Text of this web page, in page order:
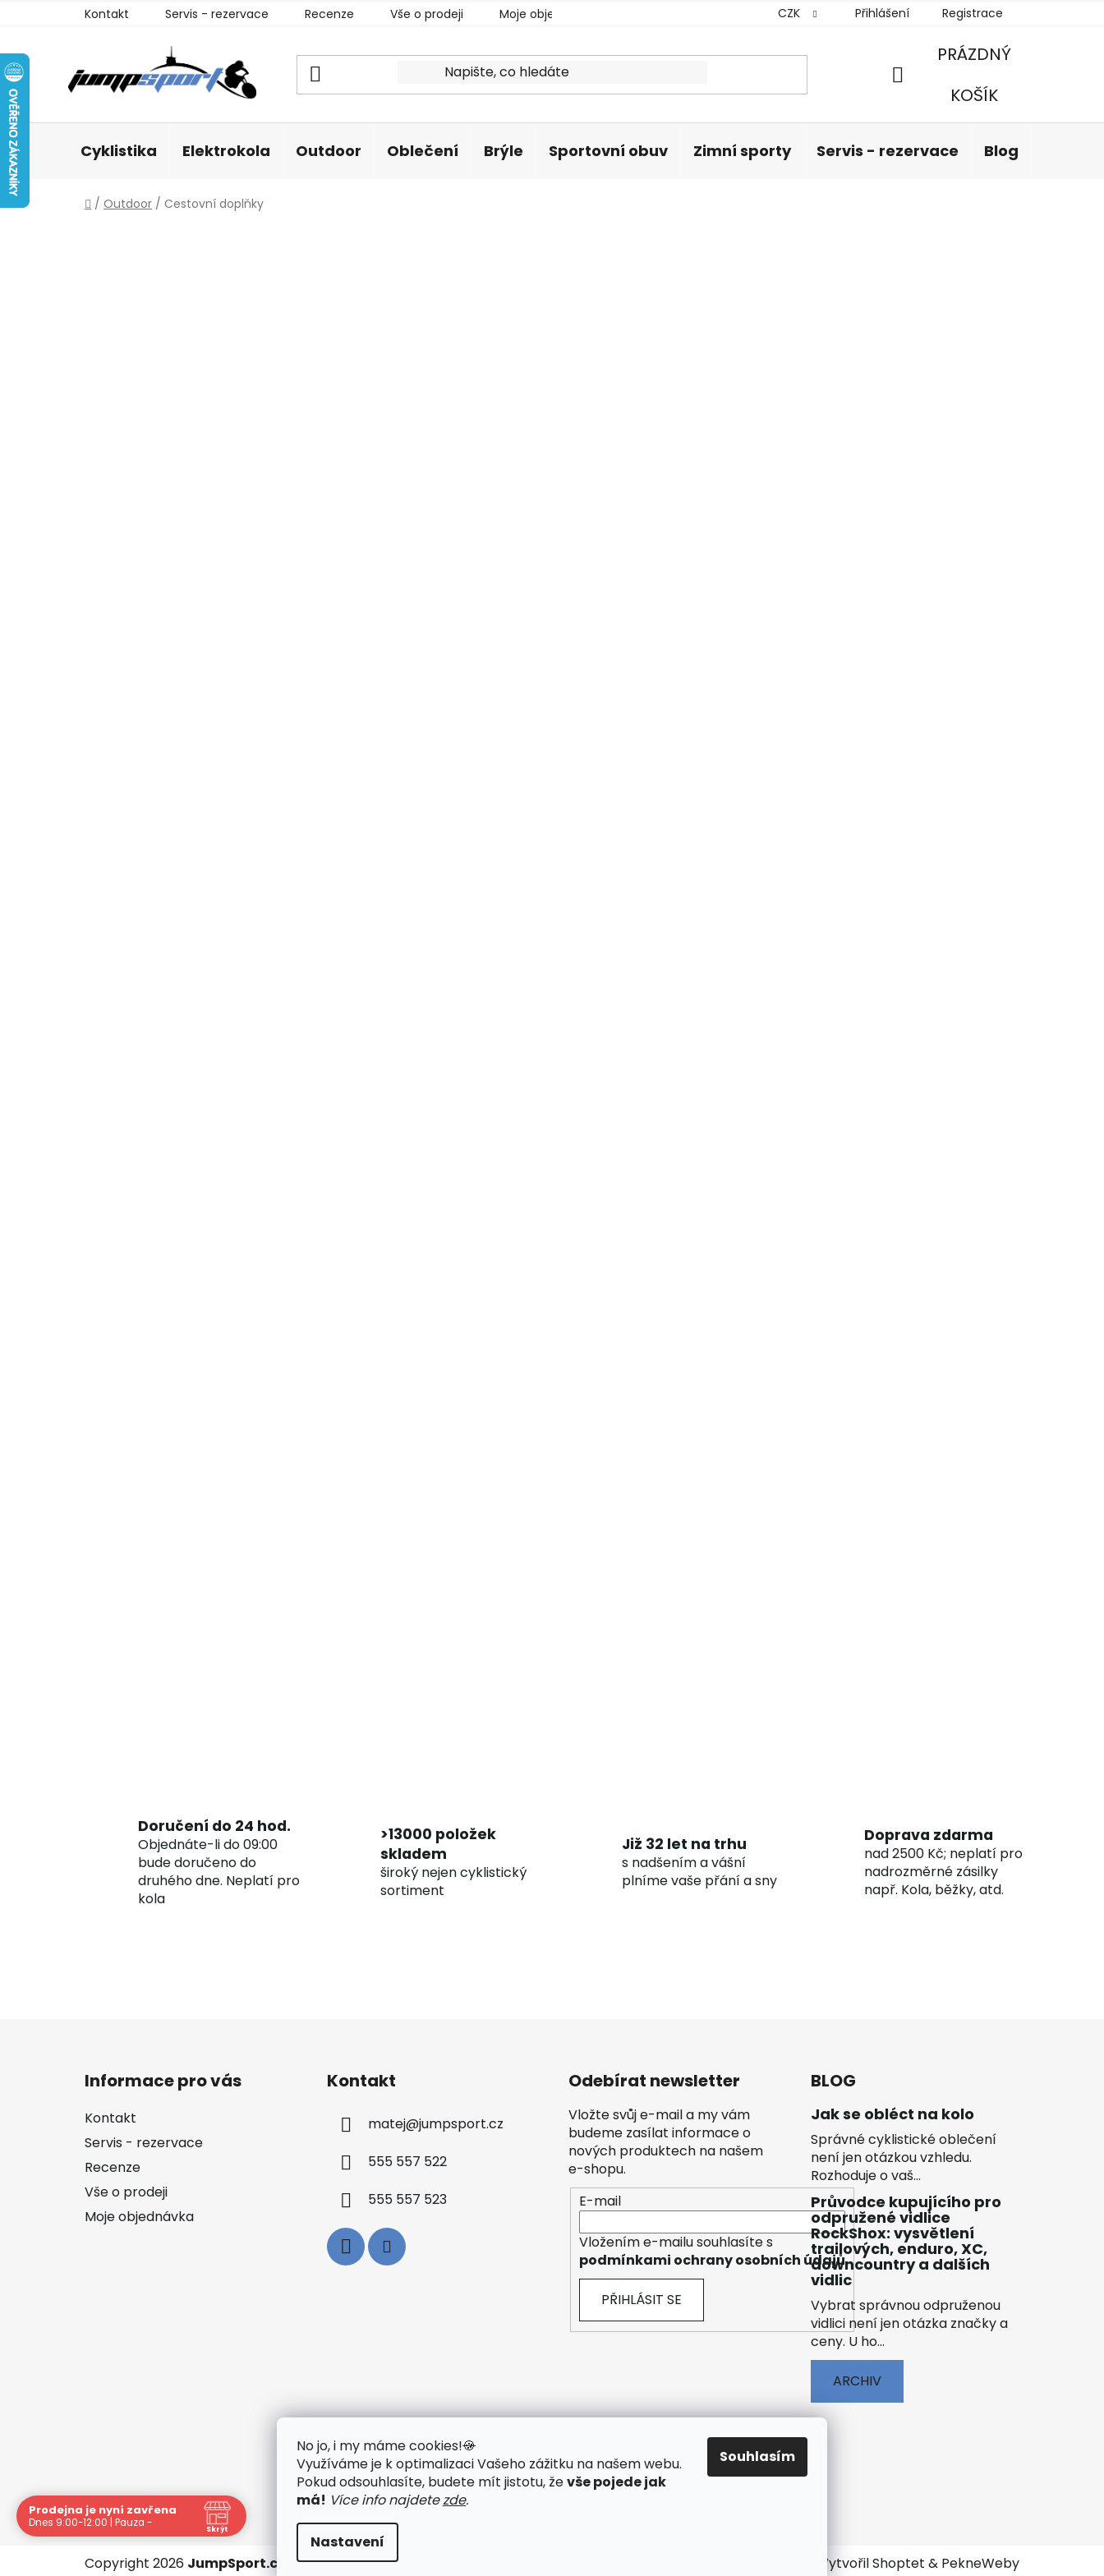
No jo, i my máme cookies!🍪
Využíváme je k optimalizaci Vašeho zážitku na našem webu.
Pokud odsouhlasíte, budete mít jistotu, ževše pojede jak
má! Více info najdetezde.
Nastavení
Souhlasím
Kontakt Servis - rezervace Recenze Vše o prodeji Moje objednávka CZK Přihlášení Registrace
NÁKUPNÍ
PRÁZDNÝ
KOŠÍK
Cyklistika Elektrokola Outdoor Oblečení Brýle Sportovní obuv Zimní sporty Servis - rezervace Blog
Domů
/ Outdoor / Cestovní doplňky
Doručení do 24 hod.
Objednáte-li do 09:00
bude doručeno do
druhého dne. Neplatí pro
kola
>13000 položek
skladem
široký nejen cyklistický
sortiment
Již 32 let na trhu
s nadšením a vášní
plníme vaše přání a sny
Doprava zdarma
nad 2500 Kč; neplatí pro
nadrozměrné zásilky
např. Kola, běžky, atd.
Informace pro vás
Kontakt
Servis - rezervace
Recenze
Vše o prodeji
Moje objednávka
Kontakt
matej@jumpsport.cz
555 557 522
555 557 523
Odebírat newsletter
Vložte svůj e-mail a my vám
budeme zasílat informace o
nových produktech na našem
e-shopu.
E-mail
Vložením e-mailu souhlasíte s
podmínkami ochrany osobních údajů
PŘIHLÁSIT SE
BLOG
Jak se obléct na kolo
Správné cyklistické oblečení
není jen otázkou vzhledu.
Rozhoduje o vaš...
Průvodce kupujícího pro
odpružené vidlice
RockShox: vysvětlení
trailových, enduro, XC,
downcountry a dalších
vidlic
Vybrat správnou odpruženou
vidlici není jen otázka značky a
ceny. U ho...
ARCHIV
🟢 TECHNOLOGIE 🟢 O ELEKTROKOLECH 🟢 NÁVODY KE STAŽENÍ
Vytvořil Shoptet & PekneWeby
Copyright 2026 JumpSport.cz . Všechna práva vyhrazena.
Prodejna je nyní zavřena
Dnes 9:00-12:00 | Pauza - Skrýt